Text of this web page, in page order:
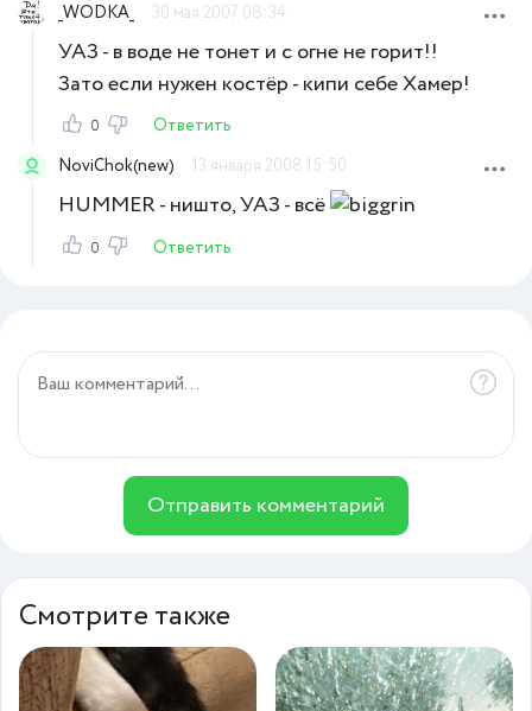
_WODKA_
30 мая 2007 08:34
УАЗ - в воде не тонет и с огне не горит!!
Зато если нужен костёр - кипи себе Хамер!
0
Ответить
NoviChok(new)
13 января 2008 15:50
HUMMER - ништо, УАЗ - всё
0 Ответить
Отправить комментарий
Смотрите также